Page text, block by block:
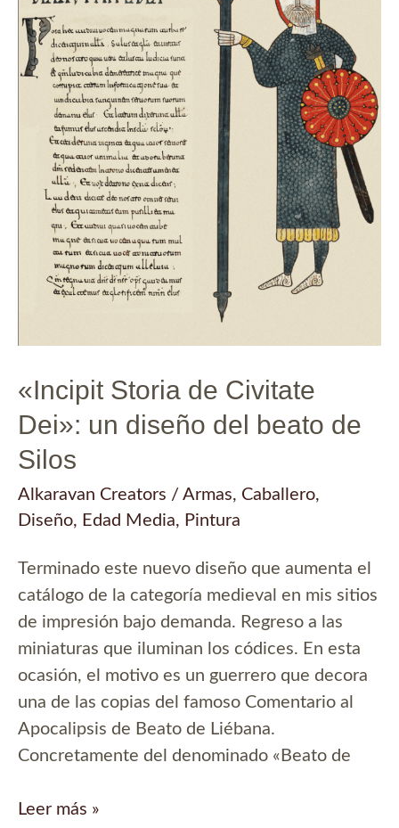
«Incipit Storia de Civitate
Dei»: un diseño del beato de
Silos
Alkaravan Creators / Armas, Caballero,
Diseño, Edad Media, Pintura
Terminado este nuevo diseño que aumenta el
catálogo de la categoría medieval en mis sitios
de impresión bajo demanda. Regreso a las
miniaturas que iluminan los códices. En esta
ocasión, el motivo es un guerrero que decora
una de las copias del famoso Comentario al
Apocalipsis de Beato de Liébana.
Concretamente del denominado «Beato de
«Incipit
Leer más »